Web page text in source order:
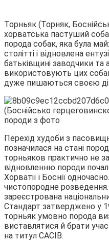
Торньяк (Торняк,
хорватська пастуший
порода собак, яка була
столітті і відновлена
батьківщині заводчики та
використовують цих
дуже пишаються своєю
Перехід худоби з
позначилася на стані
торньяков практично не
відновленню породи
Хорватії і Боснії
чистопородне
зареєстрована
Стандарт затверджено у
торньяк умовно порода
виставлятися й брати
на титул CACIB.